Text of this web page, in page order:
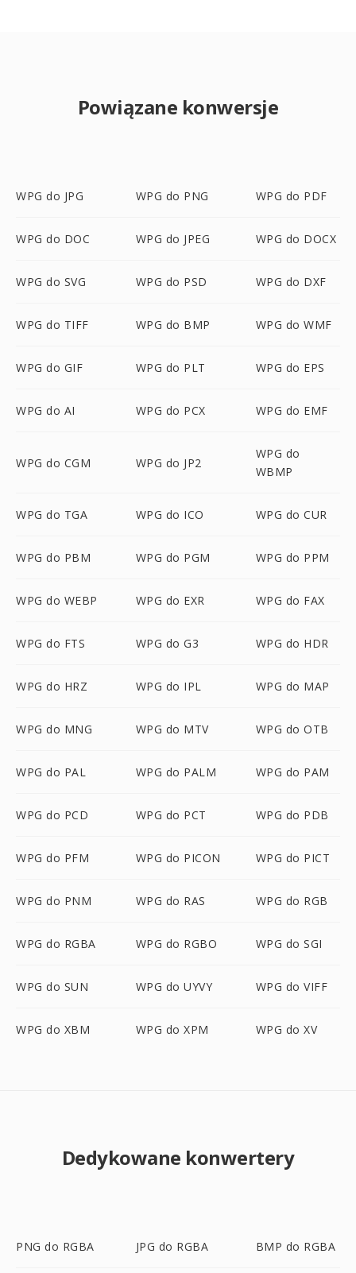
Powiązane konwersje
WPG do JPG WPG do PNG WPG do PDF
WPG do DOC WPG do JPEG WPG do DOCX
WPG do SVG WPG do PSD WPG do DXF
WPG do TIFF WPG do BMP WPG do WMF
WPG do GIF WPG do PLT WPG do EPS
WPG do AI WPG do PCX WPG do EMF
WPG do CGM WPG do JP2
WPG do
WBMP
WPG do TGA WPG do ICO WPG do CUR
WPG do PBM WPG do PGM WPG do PPM
WPG do WEBP WPG do EXR WPG do FAX
WPG do FTS WPG do G3 WPG do HDR
WPG do HRZ WPG do IPL WPG do MAP
WPG do MNG WPG do MTV WPG do OTB
WPG do PAL WPG do PALM WPG do PAM
WPG do PCD WPG do PCT WPG do PDB
WPG do PFM WPG do PICON WPG do PICT
WPG do PNM WPG do RAS WPG do RGB
WPG do RGBA WPG do RGBO WPG do SGI
WPG do SUN WPG do UYVY WPG do VIFF
WPG do XBM WPG do XPM WPG do XV
Dedykowane konwertery
PNG do RGBA JPG do RGBA BMP do RGBA